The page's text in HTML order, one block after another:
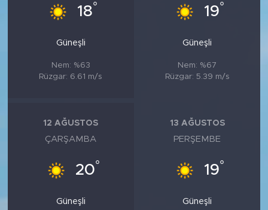
18°
Güneşli
Nem: %63
Rüzgar: 6.61 m/s
19°
Güneşli
Nem: %67
Rüzgar: 5.39 m/s
12 AĞUSTOS
ÇARŞAMBA
20°
Güneşli
13 AĞUSTOS
PERŞEMBE
19°
Güneşli